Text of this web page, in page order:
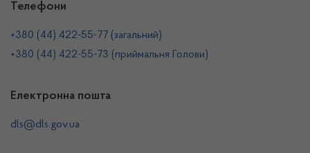
Телефони
+380 (44) 422-55-77 (загальний)
+380 (44) 422-55-73 (приймальня Голови)
Електронна пошта
dls@dls.gov.ua